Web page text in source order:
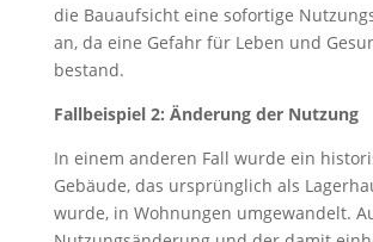
die Bauaufsicht eine sofortige
an, da eine Gefahr für Leben und
bestand.
Fallbeispiel 2: Änderung der Nutzung
In einem anderen Fall wurde ein
Gebäude, das ursprünglich als
wurde, in Wohnungen umgewandelt.